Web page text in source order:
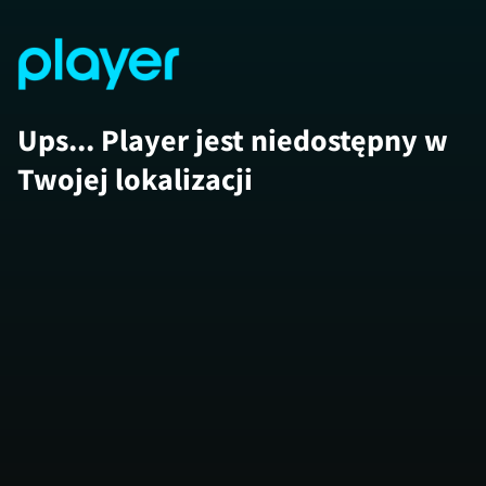
Ups... Player jest niedostępny w
Twojej lokalizacji